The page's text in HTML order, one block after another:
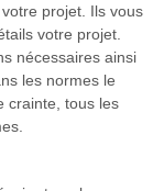
projet. Ils vous
votre projet.
nécessaires ainsi
les normes le
crainte, tous les